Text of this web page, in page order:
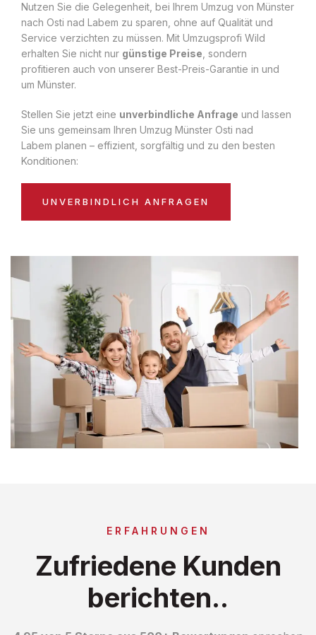
Nutzen Sie die Gelegenheit, bei Ihrem Umzug von Münster
nach Osti nad Labem zu sparen, ohne auf Qualität und
Service verzichten zu müssen. Mit Umzugsprofi Wild
erhalten Sie nicht nur günstige Preise , sondern
profitieren auch von unserer Best-Preis-Garantie in und
um Münster.
Stellen Sie jetzt eine unverbindliche Anfrage und lassen
Sie uns gemeinsam Ihren Umzug Münster Osti nad
Labem planen – effizient, sorgfältig und zu den besten
Konditionen:
UNVERBINDLICH ANFRAGEN
ERFAHRUNGEN
Zufriedene Kunden
berichten..